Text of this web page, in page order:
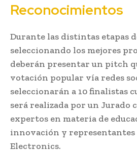
Reconocimientos
Durante las distintas etapas
seleccionando los mejores
deberán presentar un pitch
votación popular vía redes
seleccionarán a 10 finalistas
será realizada por un Jurado
expertos en materia de
innovación y representantes
Electronics.